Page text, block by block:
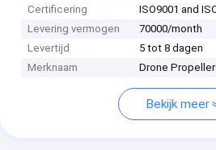
Certificering
ISO9001 and
Levering vermogen
70000/month
Levertijd
5 tot 8 dagen
Merknaam
Drone
Bekijk meer